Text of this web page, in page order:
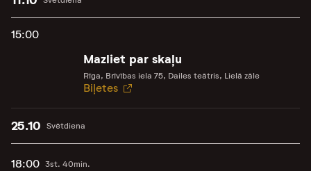
15:00
Mazliet par skaļu
Rīga, Brīvības iela 75, Dailes teātris, Lielā zāle
Biļetes
Svētdiena
25.10
18:00 3st. 40min.